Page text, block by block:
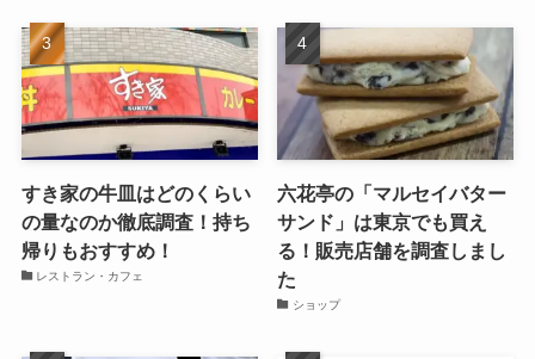
すき家の牛皿はどのくらい
の量なのか徹底調査！持ち
帰りもおすすめ！
レストラン・カフェ
六花亭の「マルセイバター
サンド」は東京でも買え
る！販売店舗を調査しまし
た
ショップ